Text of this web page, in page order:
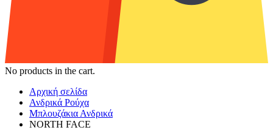
No products in the cart.
Αρχική σελίδα
Ανδρικά Ρούχα
Μπλουζάκια Ανδρικά
NORTH FACE